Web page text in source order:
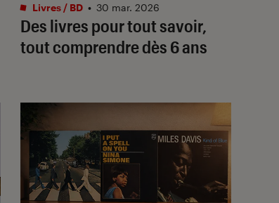
Des livres pour tout savoir,
tout comprendre dès 6 ans
Livres / BD • 30 mar. 2026